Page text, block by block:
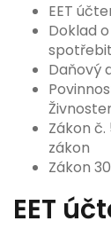
EET
Doklad
Daňový
Zákon č.
zákon
Zákon
EET